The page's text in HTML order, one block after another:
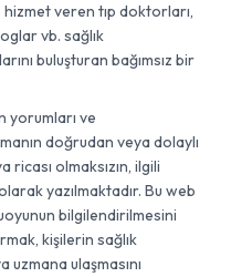
veren tıp doktorları,
vb. sağlık
buluşturan bağımsız bir
yorumları ve
doğrudan veya dolaylı
olmaksızın, ilgili
yazılmaktadır. Bu web
bilgilendirilmesini
kişilerin sağlık
ulaşmasını